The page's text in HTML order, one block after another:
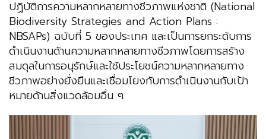
ปฏิบัติการความหลากหลายทางชีวภาพแห่งชาติ (National
Biodiversity Strategies and Action Plans :
NBSAPs) ฉบับที่ 5 ของประเทศ และเป็นการยกระดับการ
ดำเนินงานด้านความหลากหลายทางชีวภาพโดยการสร้าง
สมดุลในการอนุรักษ์และใช้ประโยชน์ความหลากหลายทาง
ชีวภาพอย่างยั่งยืนและเชื่อมโยงกับการดำเนินงานกับเป้า
หมายด้านสิ่งแวดล้อมอื่น ๆ